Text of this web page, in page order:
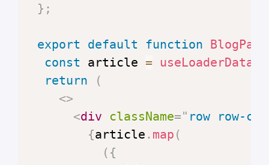
} ;
export default function BlogPage
const article = useLoaderData
return
(
<>
<div className=" row row-
{article . map (
( {